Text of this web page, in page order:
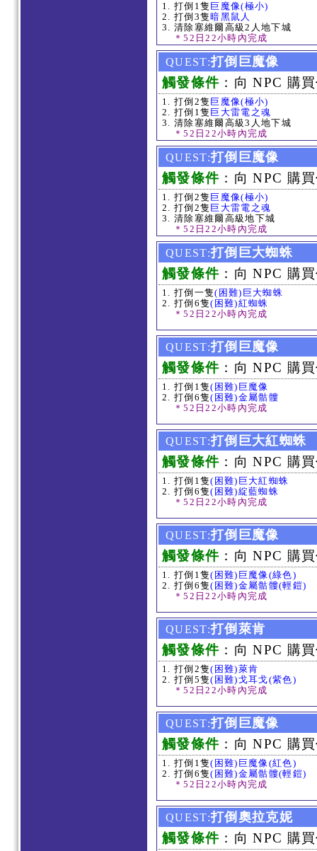
打倒1隻 巨魔像(極小)
打倒3隻暗黑鼠人
清除塞維爾高級2人地下城
＊52日22小時內完成
QUEST:打倒巨魔像
觸發條件 ：向 NPC 購
打倒2隻 巨魔像(極小)
打倒1隻 巨大雷電之魂
清除塞維爾高級3人地下城
＊52日22小時內完成
QUEST:打倒巨魔像
觸發條件 ：向 NPC 購
打倒2隻 巨魔像(極小)
打倒2隻 巨大雷電之魂
清除塞維爾高級地下城
＊52日22小時內完成
QUEST:打倒巨大蜘蛛
觸發條件 ：向 NPC 購
打倒一隻(困難)巨大蜘蛛
打倒6隻(困難)紅蜘蛛
＊52日22小時內完成
QUEST:打倒巨魔像
觸發條件 ：向 NPC 購
打倒1隻(困難)巨魔像
打倒6隻(困難)金屬骷髏
＊52日22小時內完成
QUEST:打倒巨大紅蜘蛛
觸發條件 ：向 NPC 購
打倒1隻(困難)巨大紅蜘蛛
打倒6隻(困難)綻藍蜘蛛
＊52日22小時內完成
QUEST:打倒巨魔像
觸發條件 ：向 NPC 購
打倒1隻(困難)巨魔像(綠色)
打倒6隻(困難)金屬骷髏(輕鎧)
＊52日22小時內完成
QUEST:打倒萊肯
觸發條件 ：向 NPC 購
打倒2隻(困難)萊肯
打倒5隻(困難)戈耳戈(紫色)
＊52日22小時內完成
QUEST:打倒巨魔像
觸發條件 ：向 NPC 購
打倒1隻(困難)巨魔像(紅色)
打倒6隻(困難)金屬骷髏(輕鎧)
＊52日22小時內完成
QUEST:打倒奧拉克妮
觸發條件 ：向 NPC 購